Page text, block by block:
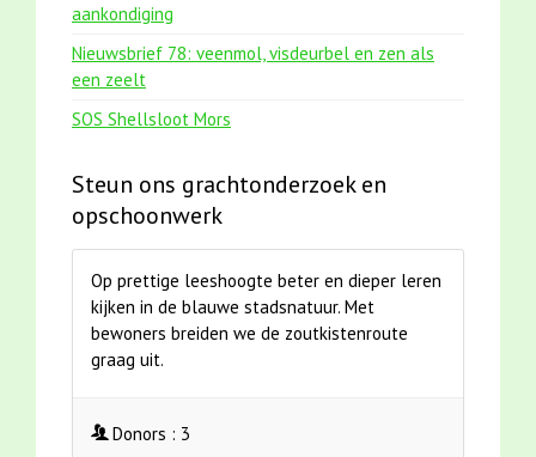
aankondiging
Nieuwsbrief 78: veenmol, visdeurbel en zen als
een zeelt
SOS Shellsloot Mors
Steun ons grachtonderzoek en
opschoonwerk
Op prettige leeshoogte beter en dieper leren
kijken in de blauwe stadsnatuur. Met
bewoners breiden we de zoutkistenroute
graag uit.
Donors : 3